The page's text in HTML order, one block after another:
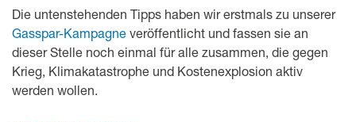
Die untenstehenden Tipps haben wir erstmals zu unserer
Gasspar-Kampagne veröffentlicht und fassen sie an
dieser Stelle noch einmal für alle zusammen, die gegen
Krieg, Klimakatastrophe und Kostenexplosion aktiv
werden wollen.